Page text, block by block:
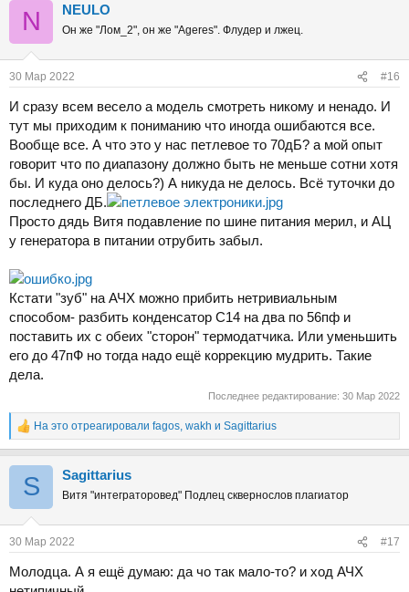
N NEULO
Он же "Лом_2", он же "Ageres". Флудер и лжец.
30 Мар 2022 #16
И сразу всем весело а модель смотреть никому и ненадо. И
тут мы приходим к пониманию что иногда ошибаются все.
Вообще все. А что это у нас петлевое то 70дБ? а мой опыт
говорит что по диапазону должно быть не меньше сотни хотя
бы. И куда оно делось?) А никуда не делось. Всё туточки до
последнего ДБ.
Просто дядь Витя подавление по шине питания мерил, и АЦ
у генератора в питании отрубить забыл.
Кстати "зуб" на АЧХ можно прибить нетривиальным
способом- разбить конденсатор С14 на два по 56пф и
поставить их с обеих "сторон" термодатчика. Или уменьшить
его до 47пФ но тогда надо ещё коррекцию мудрить. Такие
дела.
Последнее редактирование: 30 Мар 2022
Р
е
На это отреагировали fagos, wakh и Sаgittarius
S Sаgittarius
Витя "интеграторовед" Подлец сквернослов плагиатор
30 Мар 2022 #17
Молодца. А я ещё думаю: да чо так мало-то? и ход АЧХ